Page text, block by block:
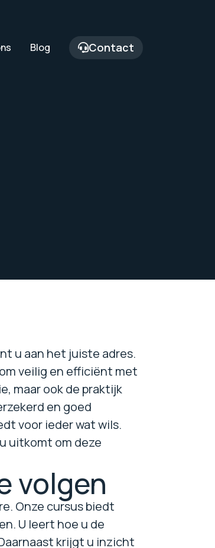
Blog Contact
u aan het juiste adres.
veilig en efficiënt met
maar ook de praktijk
en goed
voor ieder wat wils.
uitkomt om deze
volgen
Onze cursus biedt
U leert hoe u de
krijgt u inzicht